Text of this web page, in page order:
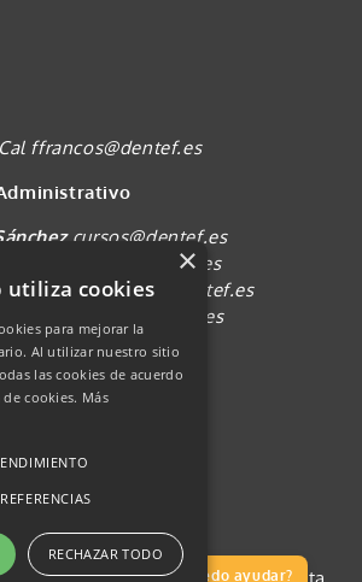
¿Te puedo ayudar?
ffrancos@dentef.es
cursos@dentef.es
secretaria@dentef.es
Herrera padican@dentef.es
reclamaciones@dentef.es
×
utiliza cookies
para mejorar la
Al utilizar nuestro sitio
las cookies de acuerdo
cookies. Más
RECHAZAR TODO